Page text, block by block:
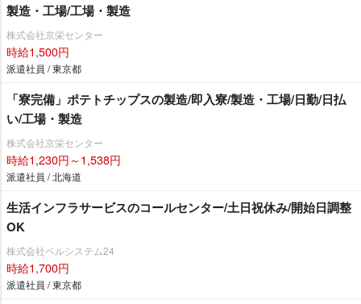
製造・工場/工場・製造
株式会社京栄センター
時給1,500円
派遣社員 / 東京都
「寮完備」ポテトチップスの製造/即入寮/製造・工場/日勤/日払
い/工場・製造
株式会社京栄センター
時給1,230円～1,538円
派遣社員 / 北海道
生活インフラサービスのコールセンター/土日祝休み/開始日調整
OK
株式会社ベルシステム24
時給1,700円
派遣社員 / 東京都